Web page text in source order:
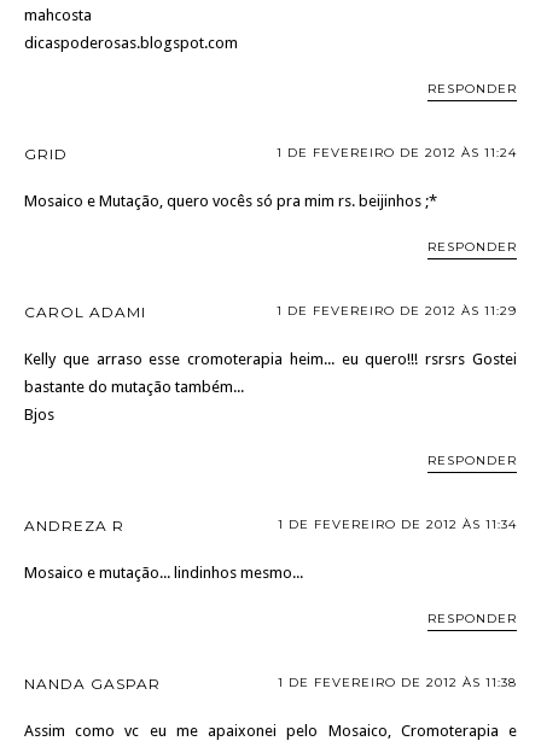
mahcosta
dicaspoderosas.blogspot.com
RESPONDER
GRID 1 DE FEVEREIRO DE 2012 ÀS 11:24
Mosaico e Mutação, quero vocês só pra mim rs. beijinhos ;*
RESPONDER
CAROL ADAMI 1 DE FEVEREIRO DE 2012 ÀS 11:29
Kelly que arraso esse cromoterapia heim... eu quero!!! rsrsrs Gostei
bastante do mutação também...
Bjos
RESPONDER
ANDREZA R 1 DE FEVEREIRO DE 2012 ÀS 11:34
Mosaico e mutação... lindinhos mesmo...
RESPONDER
NANDA GASPAR 1 DE FEVEREIRO DE 2012 ÀS 11:38
Assim como vc eu me apaixonei pelo Mosaico, Cromoterapia e